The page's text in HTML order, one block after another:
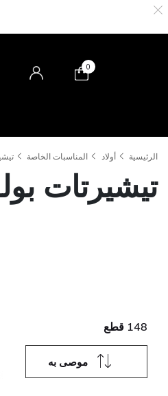
0
الرئيسية أولاد المناسبات الخاصة
تيشيرتات
148 قطع
موصى به